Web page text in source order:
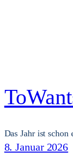
Das Jahr ist
8. Januar 2026